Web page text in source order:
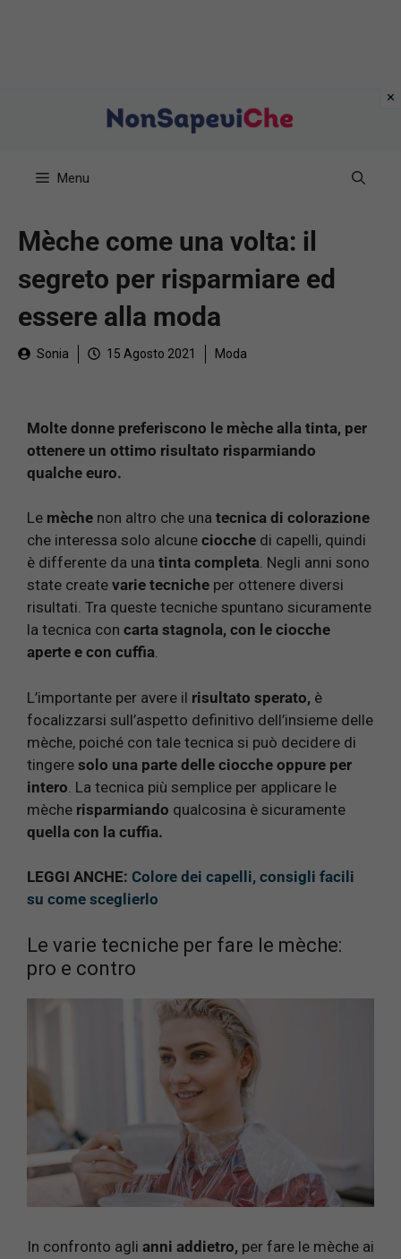
Menu
Mèche come una volta: il
segreto per risparmiare ed
essere alla moda
Sonia 15 Agosto 2021 Moda
Molte donne preferiscono le mèche alla tinta, per
ottenere un ottimo risultato risparmiando
qualche euro.
Le mèche non altro che una tecnica di colorazione
che interessa solo alcune ciocche di capelli, quindi
è differente da una tinta completa. Negli anni sono
state create varie tecniche per ottenere diversi
risultati. Tra queste tecniche spuntano sicuramente
la tecnica con carta stagnola, con le ciocche
aperte e con cuffia.
L’importante per avere il risultato sperato, è
focalizzarsi sull’aspetto definitivo dell’insieme delle
mèche, poiché con tale tecnica si può decidere di
tingere solo una parte delle ciocche oppure per
intero . La tecnica più semplice per applicare le
mèche risparmiando qualcosina è sicuramente
quella con la cuffia.
LEGGI ANCHE: Colore dei capelli, consigli facili
su come sceglierlo
Le varie tecniche per fare le mèche:
pro e contro
In confronto agli anni addietro, per fare le mèche ai